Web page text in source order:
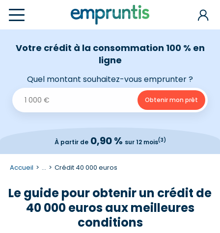
Votre crédit à la consommation 100 % en
ligne
Quel montant souhaitez-vous emprunter ?
À partir de0,90 % sur 12 mois(3)
Accueil ... Crédit 40 000 euros
Le guide pour obtenir un crédit de
40 000 euros aux meilleures
conditions